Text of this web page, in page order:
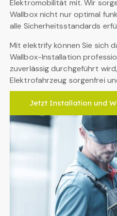
Elektromobilität mit. Wir
Wallbox nicht nur optimal
alle Sicherheitsstandards
Mit elektrify können Sie sich
Wallbox-Installation
zuverlässig durchgeführt
Elektrofahrzeug sorgenfrei
Jetzt Installation und